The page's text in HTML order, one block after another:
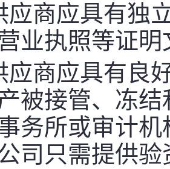
应商应具有独
业执照等证
应商应具有良
被接管、冻
务所或审计
司只需提供